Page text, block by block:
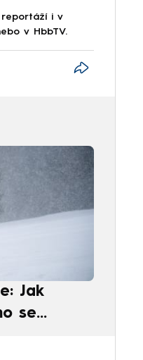
reportáží i v
v HbbTV.
Jak
se